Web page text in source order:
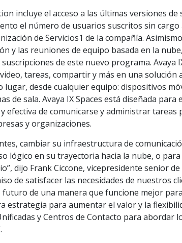
incluye el acceso a las últimas versiones
el número de usuarios suscritos sin cargo
de Servicios1 de la compañía.
y las reuniones de equipo basada en la
de este nuevo programa. Avaya
tareas, compartir y más en una solución
lugar, desde cualquier equipo: dispositivos
de sala. Avaya IX Spaces está diseñada
efectiva de comunicarse y administrar
y organizaciones.
cambiar su infraestructura de
lógico en su trayectoria hacia la nube, o
dijo Frank Ciccone, vicepresidente senior de
de satisfacer las necesidades de nuestros
de una manera que funcione mejor
estrategia para aumentar el valor y la
y Centros de Contacto para abordar